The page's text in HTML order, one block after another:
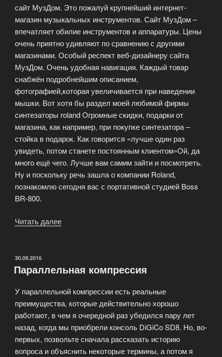
сайт МузДом. Это пожалуй крупнейший интернет-
магазин музыкальных инструментов. Сайт МузДом –
впечатляет обилие инструментов и аппаратуры. Цены
очень приятно удивляют по сравнению с другими
магазинами. Особый респект веб-дизайнеру сайта
МузДом. Очень удобная навигация. Каждый товар
снабжён подробнейшим описанием,
фотографией,которая увеличивается при наведении
мышки. Вот хотя бы раздел моей любимой фирмы
синтезаторы roland Огромные скидки, подарки от
магазина, как например, при покупке синтезатора –
стойка в подарок. Как говорится «лучше один раз
увидеть, потом станете постоянным клиентом»Ой, да
много ещё чего. Лучше вам самим зайти и посмотреть.
Ну и поскольку речь зашла о компании Roland,
познакомлю сегодня вас с портативной студией Boss
BR-800.
Читать далее
800»
ОПУБЛИКОВАНО
30.09.2016
Параллельная компрессия
У параллельной компрессии есть реальные
преимущества, которые действительно хорошо
работают, в чем я очередной раз убедился пару лет
назад, когда мы приобрели консоль DiGiCo SD8. Но, во-
первых, позвольте сначала рассказать историю
вопроса и объяснить некоторые термины, а потом я